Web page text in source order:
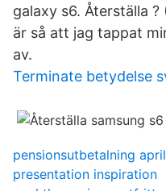
galaxy s6. Återställa
är så att jag tappat
av.
Terminate betydelse
pensionsutbetalning april
presentation inspiration